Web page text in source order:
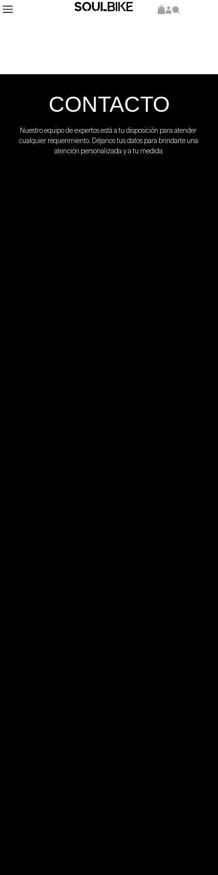
CONTACTO
Nuestro equipo de expertos está a tu disposición para atender
cualquier requerimiento. Déjanos tus datos para brindarte una
atención personalizada y a tu medida.